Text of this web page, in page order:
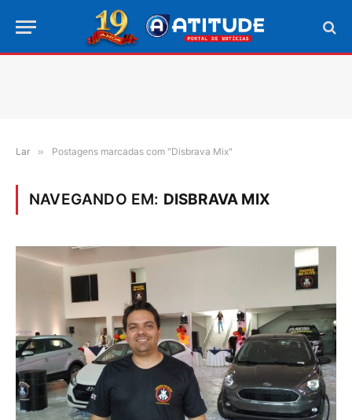
Lar » Postagens marcadas com "Disbrava Mix"
NAVEGANDO EM: DISBRAVA MIX